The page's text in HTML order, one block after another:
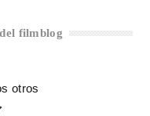
filmblog
otros